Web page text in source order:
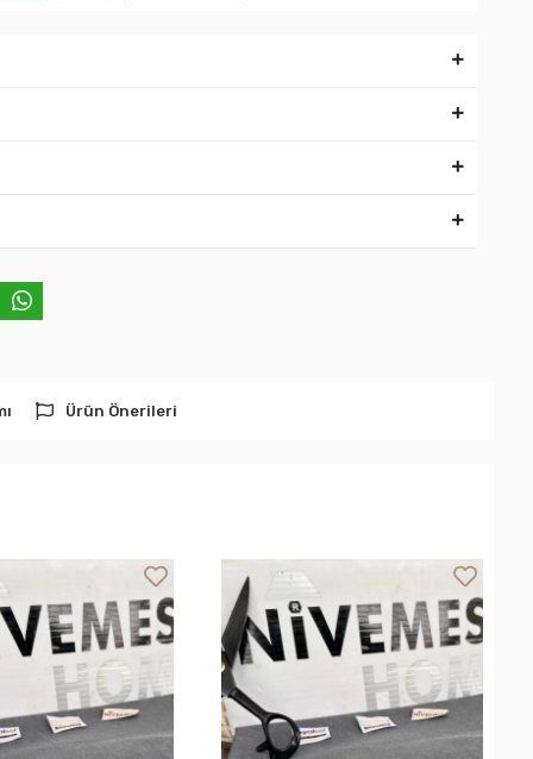
Ürün Önerileri